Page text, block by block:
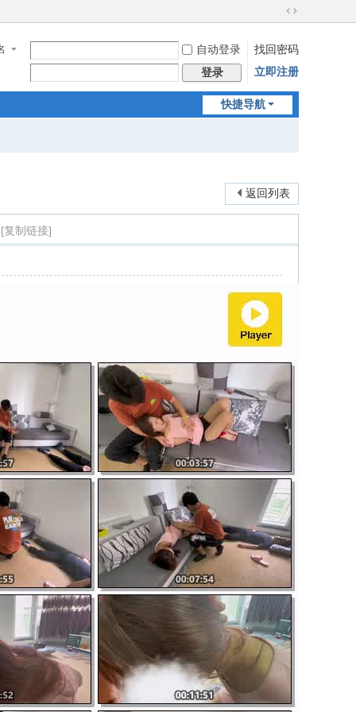
切
到
宽
自动登录
找回密码
登录
立即注册
快捷导航
返回列表
[复制链接]